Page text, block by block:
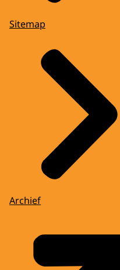
Sitemap
Archief